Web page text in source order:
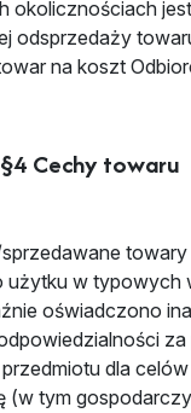
okolicznościach
odsprzedaży
na koszt
§4 Cechy towaru
użytku w typowych
oświadczono
dla
(w tym